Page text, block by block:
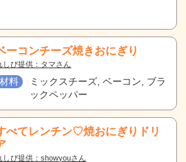
ーコンチーズ焼きおにぎり
しぴ提供：タマさん
材料
ミックスチーズ, ベーコン, ブラ
ックペッパー
べてレンチン♡焼おにぎりドリ
しぴ提供：showyouさん